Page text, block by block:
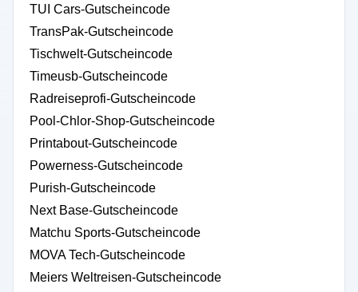
TUI Cars-Gutscheincode
TransPak-Gutscheincode
Tischwelt-Gutscheincode
Timeusb-Gutscheincode
Radreiseprofi-Gutscheincode
Pool-Chlor-Shop-Gutscheincode
Printabout-Gutscheincode
Powerness-Gutscheincode
Purish-Gutscheincode
Next Base-Gutscheincode
Matchu Sports-Gutscheincode
MOVA Tech-Gutscheincode
Meiers Weltreisen-Gutscheincode